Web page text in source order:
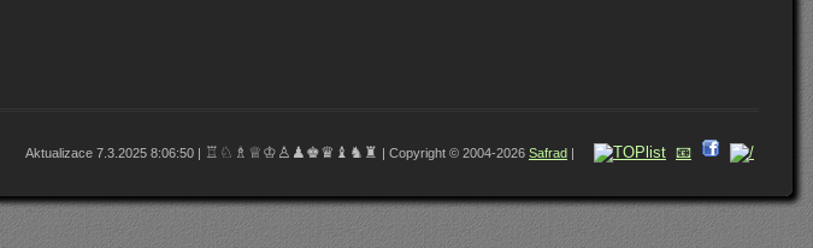
Aktualizace 7.3.2025 8:06:50 | ♖♘♗♕♔♙♟♚♛♝♞♜ | Copyright © 2004-2026 Safrad | 📧